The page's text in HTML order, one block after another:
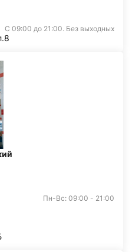
С 09:00 до 21:00. Без выходных
Пн-Вс: 09:00 - 21:00